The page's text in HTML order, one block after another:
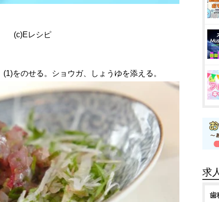
(c)Eレシピ
をのせる。ショウガ、しょうゆを添える。
求
歯